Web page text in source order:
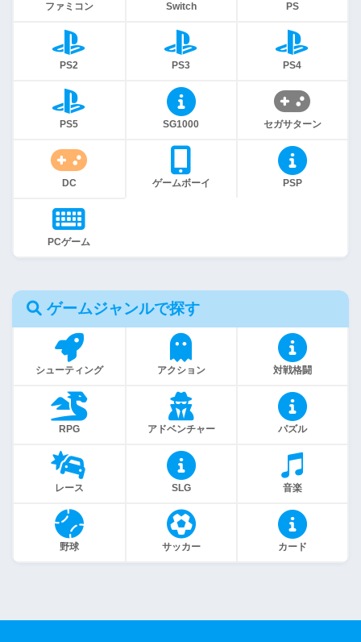
ファミコン Switch PS
PS2 PS3 PS4
PS5 SG1000 セガサターン
DC ゲームボーイ PSP
PCゲーム
ゲームジャンルで探す
シューティング アクション 対戦格闘
RPG アドベンチャー パズル
レース SLG 音楽
野球 サッカー カード